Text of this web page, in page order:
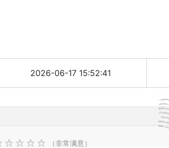
2026-06-17 15:52:41
（非常满意）